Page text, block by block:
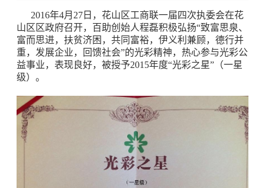
2016年4月27日，花山区工商联一届四次执委会在花
山区区政府召开， 百助创始人程磊积极弘扬“致富思泉、
富而思进，扶贫济困，共同富裕，伊义利兼顾，德行并
重，发展企业，回馈社会”的光彩精神，热心参与光彩公
益事业，表现良好，被授予2015年度“光彩之星”（一星
级）。